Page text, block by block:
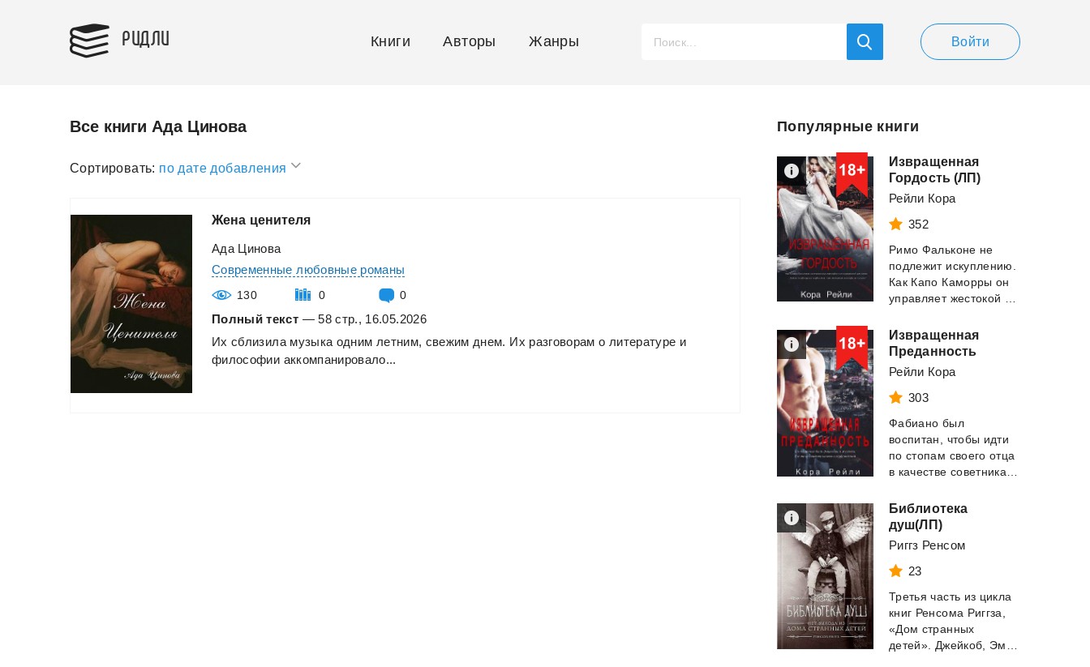
РИДЛИ Книги Авторы Жанры Войти
Все книги Ада Цинова
Сортировать: по дате добавления
Жена ценителя
Ада Цинова
Современные любовные романы
130 0 0
Полный текст — 58 стр., 16.05.2026
Их сблизила музыка одним летним, свежим днем. Их разговорам о литературе и
философии аккомпанировало...
Популярные книги
Извращенная
Гордость (ЛП)
Рейли Кора
352
Римо Фальконе не
подлежит искуплению.
Как Капо Каморры он
Извращенная
Преданность
Рейли Кора
303
Фабиано был
воспитан, чтобы идти
по стопам своего отца
Библиотека
душ(ЛП)
Риггз Ренсом
23
Третья часть из цикла
книг Ренсома Риггза,
«Дом странных